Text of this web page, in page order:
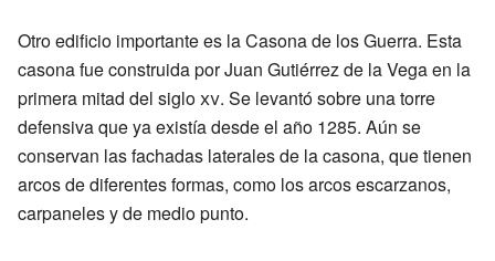
Otro edificio importante es la Casona de los Guerra. Esta
casona fue construida por Juan Gutiérrez de la Vega en la
primera mitad del sigloxv. Se levantó sobre una torre
defensiva que ya existía desde el año 1285. Aún se
conservan las fachadas laterales de la casona, que tienen
arcos de diferentes formas, como los arcos escarzanos,
carpaneles y de medio punto.